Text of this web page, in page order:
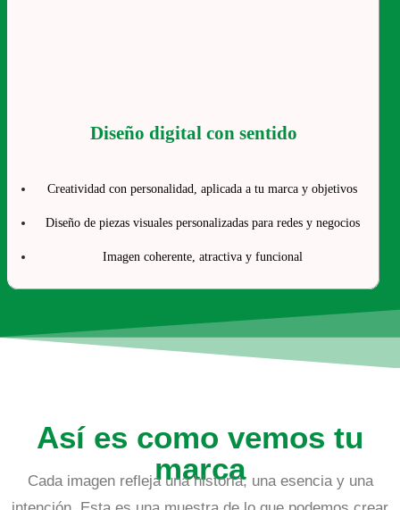
Diseño digital con sentido
Creatividad con personalidad, aplicada a tu marca y objetivos
Diseño de piezas visuales personalizadas para redes y negocios
Imagen coherente, atractiva y funcional
Así es como vemos tu
marca
Cada imagen refleja una historia, una esencia y una